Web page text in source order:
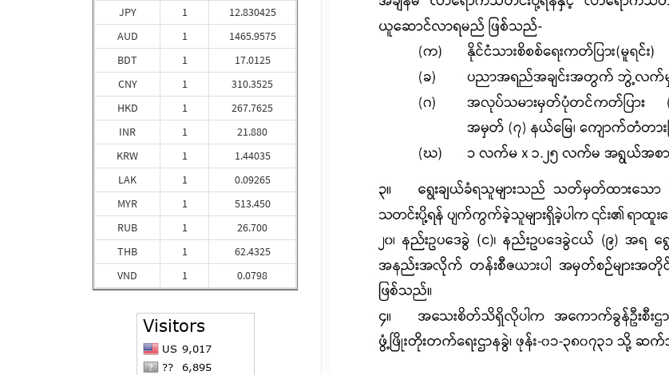
JPY
AUD
BDT
CNY
HKD
INR
KRW
LAK
MYR
RUB
THB
VND
1
1
1
1
1
1
1
1
1
1
1
1
12.830425
1465.9575
17.0125
310.3525
267.7625
21.880
1.44035
0.09265
513.450
26.700
62.4325
0.0798